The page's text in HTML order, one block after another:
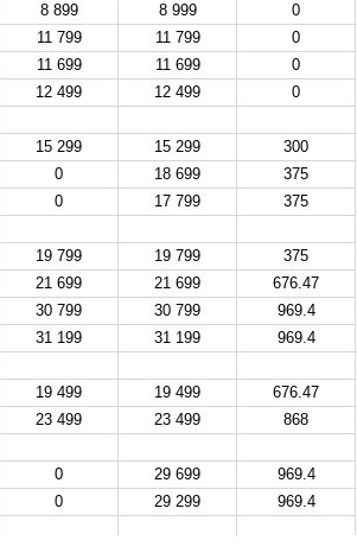
8 899 8 999
0
11 799 11 799
0
11 699 11 699
0
12 499 12 499
0
15 299 15 299
300
0 18 699
375
0 17 799
375
19 799 19 799
375
21 699 21 699
676.47
30 799 30 799
969.4
31 199 31 199
969.4
19 499 19 499
676.47
23 499 23 499
868
0 29 699
969.4
0 29 299
969.4